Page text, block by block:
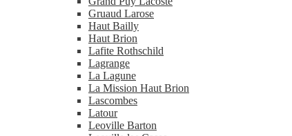
Gruaud Larose
Haut Bailly
Haut Brion
Lafite Rothschild
Lagrange
La Lagune
La Mission Haut Brion
Lascombes
Latour
Leoville Barton